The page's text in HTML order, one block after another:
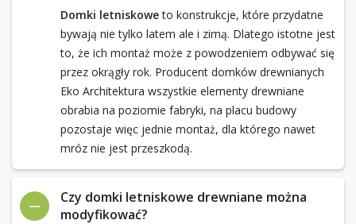
Domki letniskoweto konstrukcje, które przydatne
bywają nie tylko latem ale i zimą. Dlatego istotne jest
to, że ich montaż może z powodzeniem odbywać się
przez okrągły rok. Producent domków drewnianych
Eko Architektura wszystkie elementy drewniane
obrabia na poziomie fabryki, na placu budowy
pozostaje więc jednie montaż, dla którego nawet
mróz nie jest przeszkodą.
Czy domki letniskowe drewniane można
modyfikować?